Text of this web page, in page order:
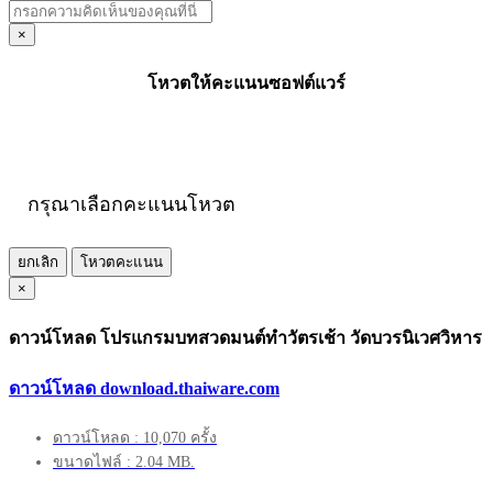
×
โหวตให้คะแนนซอฟต์แวร์
กรุณาเลือกคะแนนโหวต
ยกเลิก
โหวตคะแนน
×
ดาวน์โหลด โปรแกรมบทสวดมนต์ทำวัตรเช้า วัดบวรนิเวศวิหาร
ดาวน์โหลด download.thaiware.com
ดาวน์โหลด : 10,070 ครั้ง
ขนาดไฟล์ : 2.04 MB.